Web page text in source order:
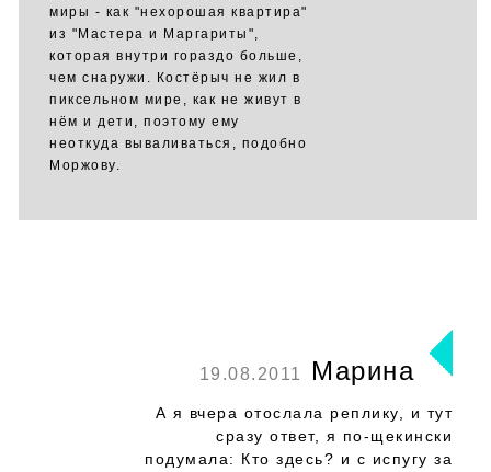
миры - как "нехорошая квартира"
из "Мастера и Маргариты",
которая внутри гораздо больше,
чем снаружи. Костёрыч не жил в
пиксельном мире, как не живут в
нём и дети, поэтому ему
неоткуда вываливаться, подобно
Моржову.
19.08.2011 Марина
А я вчера отослала реплику, и тут
сразу ответ, я по-щекински
подумала: Кто здесь? и с испугу за